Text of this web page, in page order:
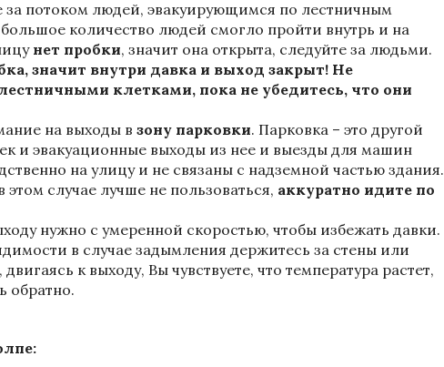
за потоком людей, эвакуирующимся по лестничным
количество людей смогло пройти внутрь и на
нет пробки, значит она открыта, следуйте за людьми.
значит внутри давка и выход закрыт! Не
клетками, пока не убедитесь, что они
на выходы в зону парковки. Парковка – это другой
и эвакуационные выходы из нее и выезды для машин
на улицу и не связаны с надземной частью здания.
случае лучше не пользоваться, аккуратно идите по
нужно с умеренной скоростью, чтобы избежать давки.
в случае задымления держитесь за стены или
к выходу, Вы чувствуете, что температура растет,
обратно.